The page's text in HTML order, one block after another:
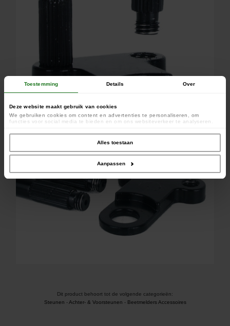
Toestemming Details Over
Deze website maakt gebruik van cookies
We gebruiken cookies om content en advertenties te personaliseren, om
functies voor social media te bieden en om ons websiteverkeer te analyseren.
social media, adverteren en analyse. Deze partners kunnen deze gegevens
combineren met andere informatie die u aan ze heeft verstrekt of die ze hebben
verzameld op basis van uw gebruik van hun services.
Alles toestaan
Aanpassen
Dit product behoort tot de volgende categorieën:
Steunen -Achter- & Voorsteunen - Beetmelders Accessoires